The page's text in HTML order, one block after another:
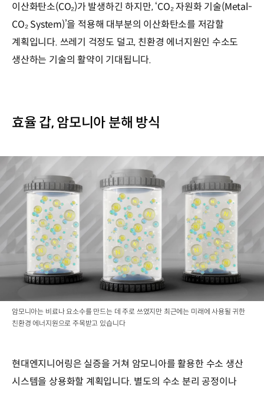
이산화탄소(CO₂)가 발생하긴 하지만, ‘CO₂ 자원화 기술(Metal-
CO₂ System)’을 적용해 대부분의 이산화탄소를 저감할
계획입니다. 쓰레기 걱정도 덜고, 친환경 에너지원인 수소도
생산하는 기술의 활약이 기대됩니다.
효율 갑, 암모니아 분해 방식
암모니아는 비료나 요소수를 만드는 데 주로 쓰였지만 최근에는 미래에 사용될 귀한
친환경 에너지원으로 주목받고 있습니다
현대엔지니어링은 실증을 거쳐 암모니아를 활용한 수소 생산
시스템을 상용화할 계획입니다. 별도의 수소 분리 공정이나